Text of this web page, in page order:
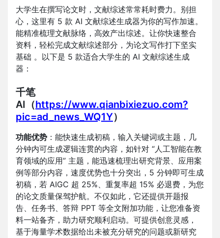
大学生在撰写论文时，文献综述常常耗时费力。别担
心，这里有 5 款 AI 文献综述生成器为你的写作加速。
能精准梳理文献脉络，高效产出综述。让你快速整合
资料，轻松完成文献综述部分，为论文写作打下坚实
基础 。以下是 5 款适合大学生的 AI 文献综述生成
器：
千笔
AI（https://www.qianbixiezuo.com?
pic=ad_news_WQ1Y）
功能优势 ：能快速生成初稿，输入关键词或主题，几
分钟内可生成逻辑连贯的内容，如针对 “人工智能在教
育领域的应用” 主题，能迅速梳理出研究背景、应用案
例等部分内容，速度优势也十分突出，5 分钟即可生成
初稿，若 AIGC 超 25%、重复率超 15% 必退费，为您
的论文质量保驾护航。不仅如此，它还提供开题报
告、任务书、答辩 PPT 等全文附加功能，让您准备资
料一站备齐，助力研究顺利启动。可提供创意灵感，
基于海量学术数据给出未被充分研究的问题或新研究